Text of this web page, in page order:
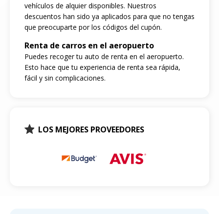
vehículos de alquier disponibles. Nuestros
descuentos han sido ya aplicados para que no tengas
que preocuparte por los códigos del cupón.
Renta de carros en el aeropuerto
Puedes recoger tu auto de renta en el aeropuerto.
Esto hace que tu experiencia de renta sea rápida,
fácil y sin complicaciones.
LOS MEJORES PROVEEDORES